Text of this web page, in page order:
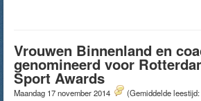
Vrouwen Binnenland en
genomineerd voor
Sport Awards
Maandag 17 november 2014 (Gemiddelde